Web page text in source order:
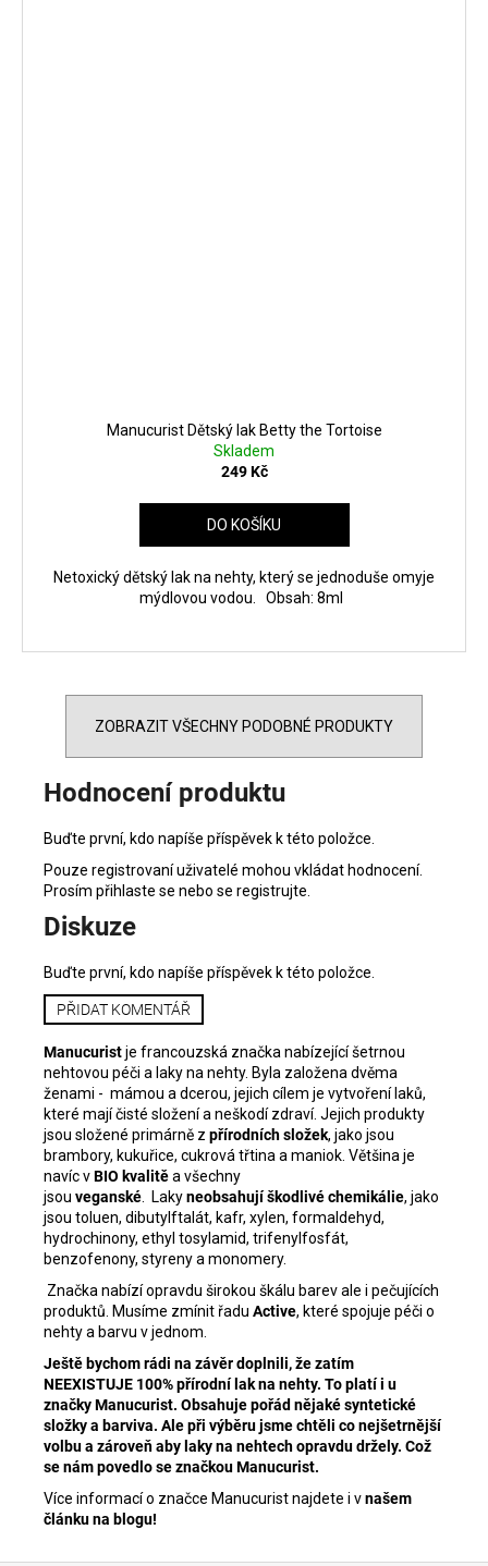
Manucurist Dětský lak Betty the Tortoise
Skladem
249 Kč
DO KOŠÍKU
Netoxický dětský lak na nehty, který se jednoduše omyje
mýdlovou vodou. Obsah: 8ml
ZOBRAZIT VŠECHNY PODOBNÉ PRODUKTY
Hodnocení produktu
Buďte první, kdo napíše příspěvek k této položce.
Pouze registrovaní uživatelé mohou vkládat hodnocení.
Prosím přihlaste se nebo se registrujte
Diskuze
Buďte první, kdo napíše příspěvek k této položce.
PŘIDAT KOMENTÁŘ
Manucuristje francouzská značka nabízející šetrnou
nehtovou péči a laky na nehty. Byla založena dvěma
ženami - mámou a dcerou, jejich cílem je vytvoření laků,
které mají čisté složení a neškodí zdraví. Jejich produkty
jsou složené primárně z přírodních složek, jako jsou
brambory, kukuřice, cukrová třtina a maniok. Většina je
navíc vBIO kvalitěa všechny
jsou veganské Lakyneobsahují škodlivé chemikálie, jako
jsou toluen, dibutylftalát, kafr, xylen, formaldehyd,
hydrochinony, ethyl tosylamid, trifenylfosfát,
benzofenony, styreny a monomery.
Značka nabízí opravdu širokou škálu barev ale i pečujících
produktů. Musíme zmínit řadu Active, které spojuje péči o
nehty a barvu v jednom.
Ještě bychom rádi na závěr doplnili, že zatím
NEEXISTUJE 100% přírodní lak na nehty. To platí i u
značky Manucurist. Obsahuje pořád nějaké syntetické
složky a barviva. Ale při výběru jsme chtěli co nejšetrnější
volbu a zároveň aby laky na nehtech opravdu držely. Což
se nám povedlo se značkou Manucurist.
Více informací o značce Manucurist najdete i vnašem
článku na blogu!